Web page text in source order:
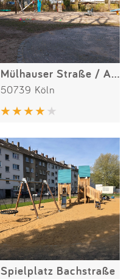
Mülhauser Straße / Am Bilderstöckchen
50739 Köln
Spielplatz Bachstraße